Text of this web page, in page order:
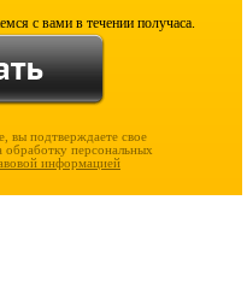
с вами в течении получаса.
вы подтверждаете свое
обработку персональных
информацией